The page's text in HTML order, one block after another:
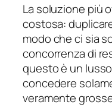
La soluzione più
costosa:
modo che ci sia
concorrenza di
questo è un
concedere
veramente